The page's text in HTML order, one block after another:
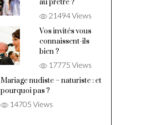
au prêtre ?
21494 Views
Vos invités vous
connaissent-ils
bien ?
17775 Views
Mariage nudiste – naturiste : et
pourquoi pas ?
14705 Views